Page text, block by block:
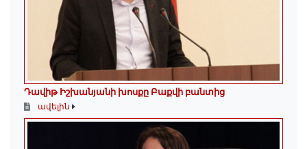
Դավիթ Իշխանյանի խոսքը Բաքվի բանտից
ավելին